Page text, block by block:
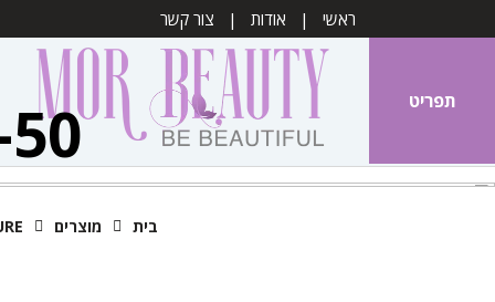
ראשי אודות צור קשר
תפריט
בית מוצרים